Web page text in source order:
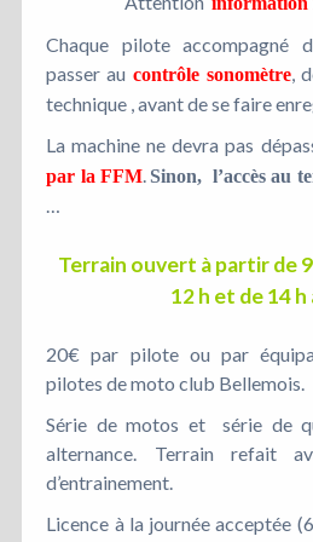
Chaque pilote accompagné
passer au contrôle sonomètre,
technique , avant de se faire
La machine ne devra pas
par la FFM. Sinon, l’accès au
…
Terrain ouvert à partir de
12 h et de 14 h
20€ par pilote ou par
pilotes de moto club Bellemois.
Série de motos et série de
alternance. Terrain refait
d’entrainement.
Licence à la journée acceptée